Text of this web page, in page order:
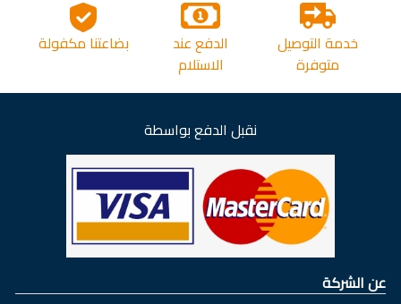
خدمة التوصيل
متوفرة
الدفع عند
الاستلام
بضاعتنا مكفولة
نقبل الدفع بواسطة
عن الشركة